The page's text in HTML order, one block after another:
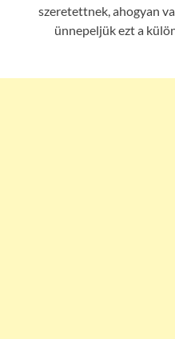
szeretettnek, ahogyan
ünnepeljük ezt a